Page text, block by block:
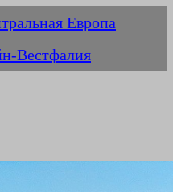
Европа
Вестфалия